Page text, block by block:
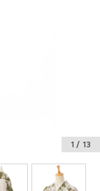
1 / 13